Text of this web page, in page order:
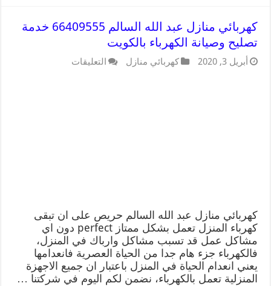
كهربائي منازل عبد الله السالم 66409555 خدمة
تصليح وصيانة الكهرباء بالكويت
أبريل 3, 2020 كهربائي منازل التعليقات
كهربائي منازل عبد الله السالم حريص على ان تبقى
كهرباء المنزل تعمل بشكل ممتاز perfect دون اي
مشاكل عمل قد تسبب مشاكل وارباك في المنزل،
فالكهرباء جزء هام جدا من الحياة العصرية فانعدامها
يعني انعدام الحياة في المنزل باعتبار ان جميع الاجهزة
المنزلية تعمل بالكهرباء، نضمن لكم اليوم في شركتنا …